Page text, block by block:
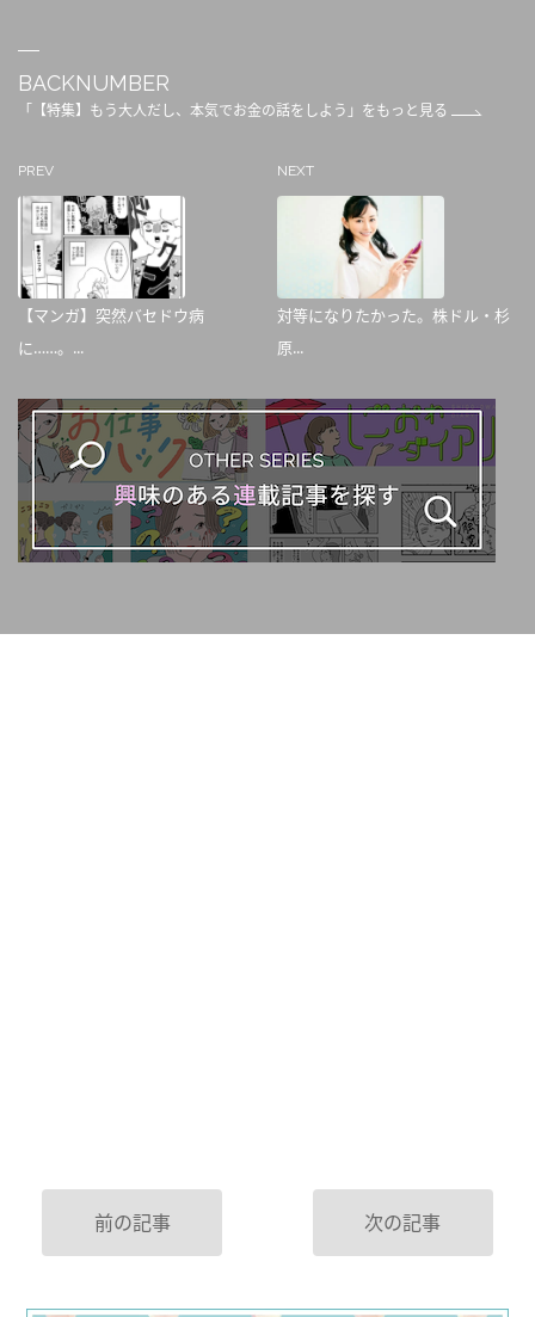
BACKNUMBER
「【特集】もう大人だし、本気でお金の話をしよう」をもっと見る
PREV
【マンガ】突然バセドウ病
に……。...
NEXT
対等になりたかった。株ドル・杉
原...
前の記事 次の記事